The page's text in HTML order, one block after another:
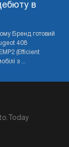
в
Бренд готовий
408
(Efficient
з ...